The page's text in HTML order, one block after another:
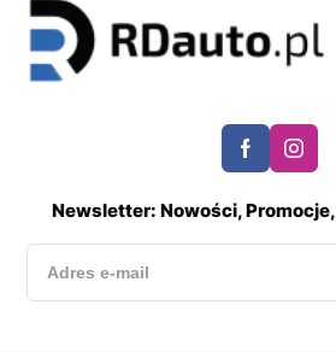
Newsletter: Nowości, Promocje,